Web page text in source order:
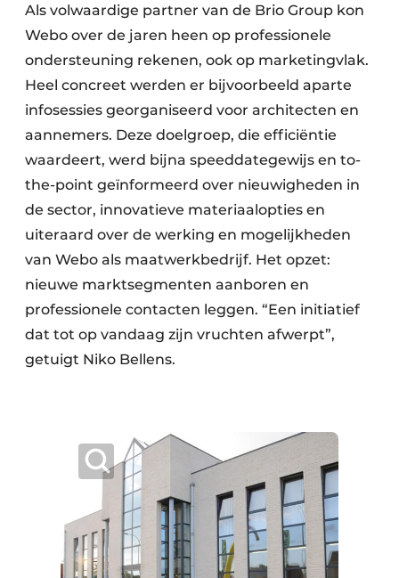
Als volwaardige partner van de Brio Group kon
Webo over de jaren heen op professionele
ondersteuning rekenen, ook op marketingvlak.
Heel concreet werden er bijvoorbeeld aparte
infosessies georganiseerd voor architecten en
aannemers. Deze doelgroep, die efficiëntie
waardeert, werd bijna speeddategewijs en to-
the-point geïnformeerd over nieuwigheden in
de sector, innovatieve materiaalopties en
uiteraard over de werking en mogelijkheden
van Webo als maatwerkbedrijf. Het opzet:
nieuwe marktsegmenten aanboren en
professionele contacten leggen. “Een initiatief
dat tot op vandaag zijn vruchten afwerpt”,
getuigt Niko Bellens.